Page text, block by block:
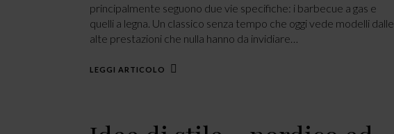
principalmente seguono due vie specifiche: i barbecue a gas e
quelli a legna. Un classico senza tempo che oggi vede modelli dalle
alte prestazioni che nulla hanno da invidiare…
LEGGI ARTICOLO